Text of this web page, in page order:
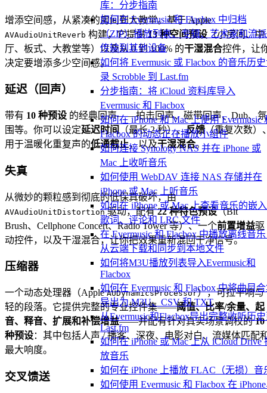
库：分步指南
如何在 Evermusic 和 Flacbox 中归档
（ZIP）播放列表、专辑、艺术家和流
传输到其他设备
如何将 Evermusic 或 Flacbox 的音乐历
录 Scrobble 到 Last.fm
分步指南：将 iCloud 资料库导入
Evermusic 和 Flacbox
如何在 iPhone 和 Mac 上使用 Evermusic
Flacbox 的动态正在播放小组件
如何连接 Synology NAS 并在 iPhone 或
Mac 上收听音乐
如何使用 WebDAV 连接 NAS 存储并在
iPhone 或 Mac 上听音乐
如何在 iPhone 或 Mac 上查看音乐的嵌
歌词、评论和 LRC 文件
在 Evermusic 和 Flacbox 中播放离线音
从云端下载和同步到本地文件
如何将M3U播放列表导入Evermusic和
Flacbox
如何在 Evermusic 和 Flacbox 中将曲目
导出为 M3U、CSV 和 TXT
从Evermusic和Flacbox导出完整收听历
Last.fm
如何在 iPhone 或 Mac 上从 iCloud Drive
放音乐
如何在 iPhone 上播放 FLAC（无损）音
如何使用 Evermusic 和 Flacbox 在
增添空间感，从紧凑的房间到大教堂。基于 Apple
AVAudioUnitReverb 构建，它提供13 种空间预设 （小房间、中
厅、板式、大教堂等）以及从 0 到 100% 的干湿混合控件，让
决定要增添多少空间感。
延迟（回声）
带有 10 种预设 的经典回声——拍击回声、磁带回声、Dub、氛
围等。你可以设定延迟时间 （最长 2 秒）、反馈（重复次数）
用于温暖化重复声的低通截止，以及干湿混合。
失真
从微妙的颗粒感到彻底的低保真破坏，由
AVAudioUnitDistortion驱动，配有22 种特色预设（Bit
Brush、Cellphone Concert、Radio Tower 等）、一个前置增益驱
动控件，以及干湿混合，让你把效果重新混回干净信号。
压缩器
一个动态处理器（AppleAUDynamicsProcessor），可拉平响与
轻的段落。它提供完整的专业控件集——阈值、比率/余量、起
音、释音、扩展和补偿增益——并配有针对真实场景调校的10
种预设：其中包括人声 / 播客、深夜、电影对白、流媒体匹配
最大响度。
交叉馈送